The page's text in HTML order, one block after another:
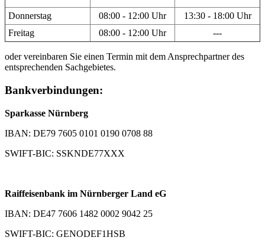
Donnerstag 08:00 - 12:00 Uhr
13:30 - 18:00 Uhr
Freitag
08:00 - 12:00 Uhr ---
oder vereinbaren Sie einen Termin mit dem Ansprechpartner des
entsprechenden Sachgebietes.
Bankverbindungen:
Sparkasse Nürnberg
IBAN: DE79 7605 0101 0190 0708 88
SWIFT-BIC: SSKNDE77XXX
Raiffeisenbank im Nürnberger Land eG
IBAN: DE47 7606 1482 0002 9042 25
SWIFT-BIC: GENODEF1HSB